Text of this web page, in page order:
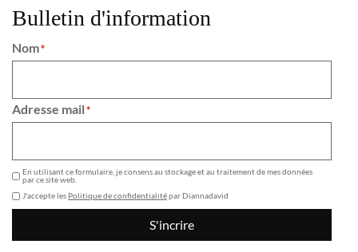
Bulletin d'information
Nom*
Adresse mail*
En utilisant ce formulaire, je consens au stockage et au traitement de mes données
par ce site web.
J'accepte les Politique de confidentialitépar Diannadavid
S'incrire